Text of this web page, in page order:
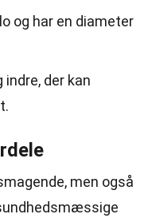
og har en diameter
der kan
men også